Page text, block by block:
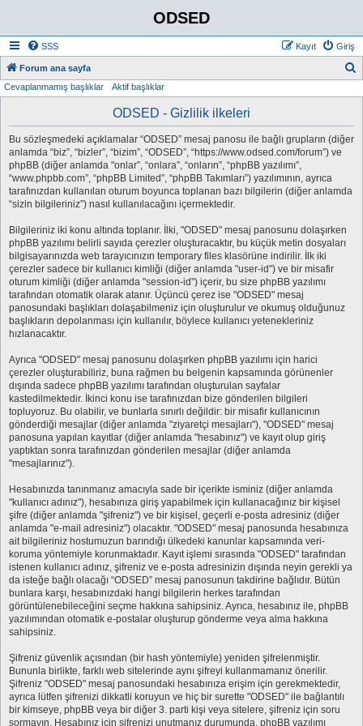
ODSED
SSS Giriş
Kayıt
Forum ana sayfa
Cevaplanmamış başlıklar Aktif başlıklar
ODSED - Gizlilik ilkeleri
Bu sözleşmedeki açıklamalar “ODSED” mesaj panosu ile bağlı grupların (diğer
anlamda “biz”, “bizler”, “bizim”, “ODSED”, “https://www.odsed.com/forum”) ve
phpBB (diğer anlamda "onlar”, “onlara”, “onların”, “phpBB yazılımı”,
“www.phpbb.com”, “phpBB Limited”, “phpBB Takımları”) yazılımının, ayrıca
tarafınızdan kullanılan oturum boyunca toplanan bazı bilgilerin (diğer anlamda
“sizin bilgileriniz”) nasıl kullanılacağını içermektedir.
Bilgileriniz iki konu altında toplanır. İlki, "ODSED" mesaj panosunu dolaşırken
phpBB yazılımı belirli sayıda çerezler oluşturacaktır, bu küçük metin dosyaları
bilgisayarınızda web tarayıcınızın temporary files klasörüne indirilir. İlk iki
çerezler sadece bir kullanıcı kimliği (diğer anlamda "user-id") ve bir misafir
oturum kimliği (diğer anlamda "session-id") içerir, bu size phpBB yazılımı
tarafından otomatik olarak atanır. Üçüncü çerez ise "ODSED" mesaj
panosundaki başlıkları dolaşabilmeniz için oluşturulur ve okumuş olduğunuz
başlıkların depolanması için kullanılır, böylece kullanıcı yetenekleriniz
hızlanacaktır.
Ayrıca "ODSED" mesaj panosunu dolaşırken phpBB yazılımı için harici
çerezler oluşturabiliriz, buna rağmen bu belgenin kapsamında görünenler
dışında sadece phpBB yazılımı tarafından oluşturulan sayfalar
kastedilmektedir. İkinci konu ise tarafınızdan bize gönderilen bilgileri
topluyoruz. Bu olabilir, ve bunlarla sınırlı değildir: bir misafir kullanıcının
gönderdiği mesajlar (diğer anlamda "ziyaretçi mesajları"), "ODSED" mesaj
panosuna yapılan kayıtlar (diğer anlamda "hesabınız") ve kayıt olup giriş
yaptıktan sonra tarafınızdan gönderilen mesajlar (diğer anlamda
"mesajlarınız").
Hesabınızda tanınmanız amacıyla sade bir içerikte isminiz (diğer anlamda
"kullanıcı adınız"), hesabınıza giriş yapabilmek için kullanacağınız bir kişisel
şifre (diğer anlamda "şifreniz") ve bir kişisel, geçerli e-posta adresiniz (diğer
anlamda "e-mail adresiniz") olacaktır. "ODSED" mesaj panosunda hesabınıza
ait bilgileriniz hostumuzun barındığı ülkedeki kanunlar kapsamında veri-
koruma yöntemiyle korunmaktadır. Kayıt işlemi sırasında "ODSED" tarafından
istenen kullanıcı adınız, şifreniz ve e-posta adresinizin dışında neyin gerekli ya
da isteğe bağlı olacağı “ODSED” mesaj panosunun takdirine bağlıdır. Bütün
bunlara karşı, hesabınızdaki hangi bilgilerin herkes tarafından
görüntülenebileceğini seçme hakkına sahipsiniz. Ayrıca, hesabınız ile, phpBB
yazılımından otomatik e-postalar oluşturup gönderme veya alma hakkına
sahipsiniz.
Şifreniz güvenlik açısından (bir hash yöntemiyle) yeniden şifrelenmiştir.
Bununla birlikte, farklı web sitelerinde aynı şifreyi kullanmamanız önerilir.
Şifreniz "ODSED" mesaj panosundaki hesabınıza erişim için gerekmektedir,
ayrıca lütfen şifrenizi dikkatli koruyun ve hiç bir surette "ODSED" ile bağlantılı
bir kimseye, phpBB veya bir diğer 3. parti kişi veya sitelere, şifreniz için soru
sormayın. Hesabınız için şifrenizi unutmanız durumunda, phpBB yazılımı